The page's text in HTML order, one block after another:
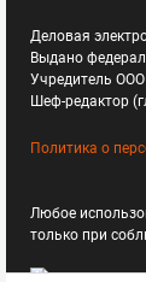
Деловая
Выдано
Учредитель
Шеф-редактор
Политика о
Любое
только при